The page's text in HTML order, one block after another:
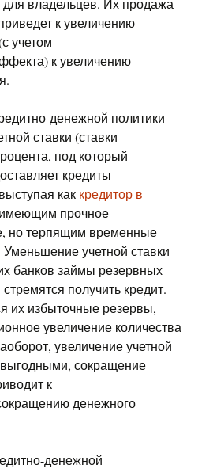
владельцев. Их продажа
к увеличению
учетом
к увеличению
денежной политики –
ставки (ставки
под который
кредиты
как кредитор в
прочное
но терпящим временные
учетной ставки
банков займы резервных
получить кредит.
их избыточные резервы,
увеличение количества
увеличение учетной
сокращение
к
денежного
денежной